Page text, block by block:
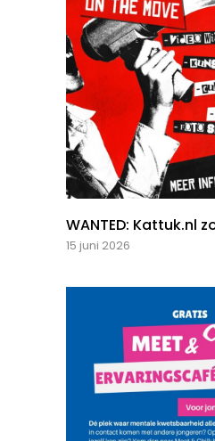
WANTED: Kattuk.nl
15 juni 2026